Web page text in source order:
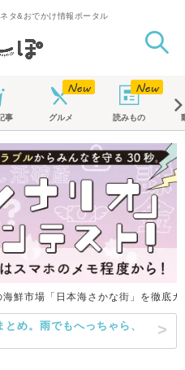
タ&おでかけ情報ポータル
事 グルメ 読みもの
鮮市場「日本海さかな街」を徹底
め。雨でもへっちゃら、